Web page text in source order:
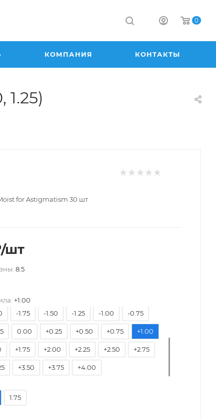
0
КОМПАНИЯ КОНТАКТЫ
for Astigmatism 30 шт
/шт
8.5
+1.00
-1.75 -1.50 -1.25 -1.00 -0.75
0.00 +0.25 +0.50 +0.75 +1.00
+1.75 +2.00 +2.25 +2.50 +2.75
+3.50 +3.75
+4.00
1.75